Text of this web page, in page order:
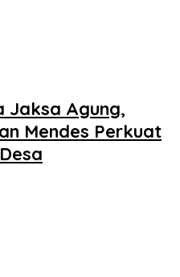
Jaksa Agung,
Mendes Perkuat